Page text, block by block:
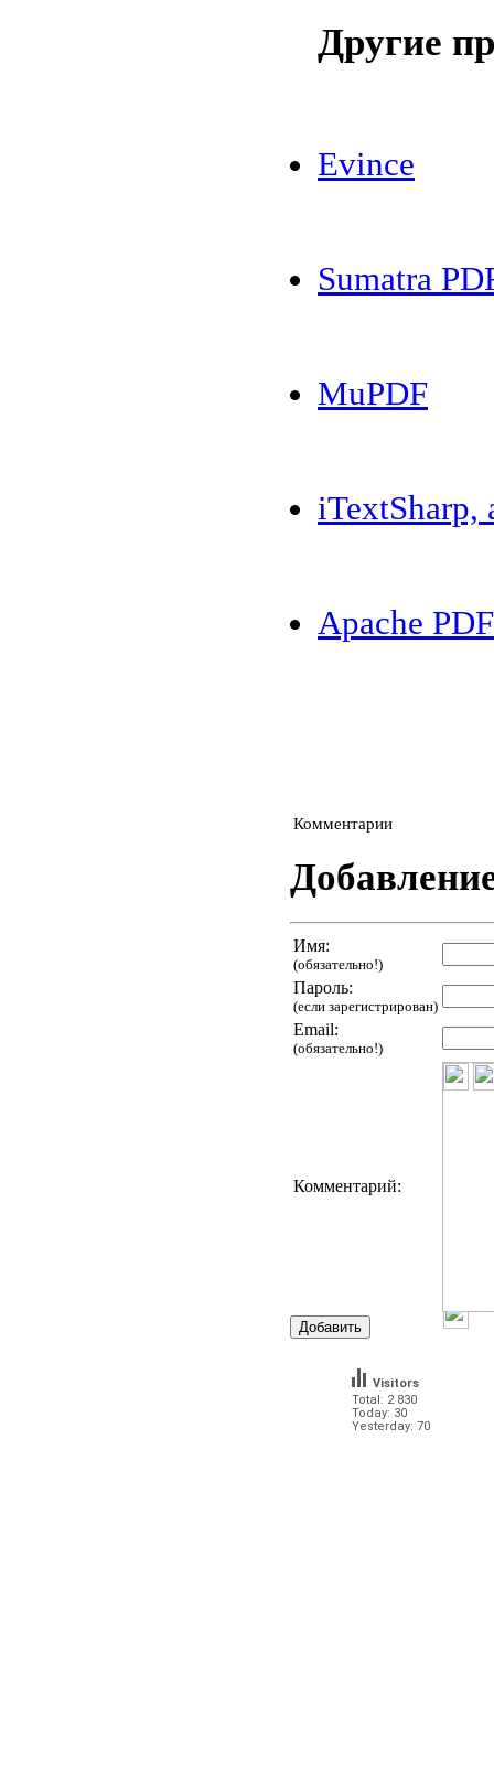
Другие
Evince
Sumatra
MuPDF
iTextSharp,
Apache
Комментарии
Имя:
(обязательно!)
Пароль:
(если зарегистрирован)
Email:
(обязательно!)
Комментарий:
Total: 2 830
Today: 30
Yesterday: 70
Visitors